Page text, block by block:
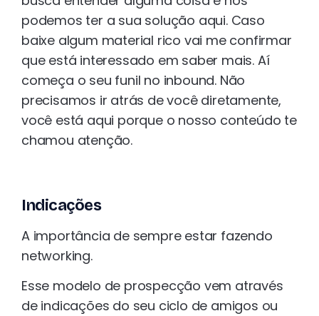
podemos ter a sua solução aqui. Caso
baixe algum material rico vai me confirmar
que está interessado em saber mais. Aí
começa o seu funil no inbound. Não
precisamos ir atrás de você diretamente,
você está aqui porque o nosso conteúdo te
chamou atenção.
Indicações
A importância de sempre estar fazendo
networking.
Esse modelo de prospecção vem através
de indicações do seu ciclo de amigos ou